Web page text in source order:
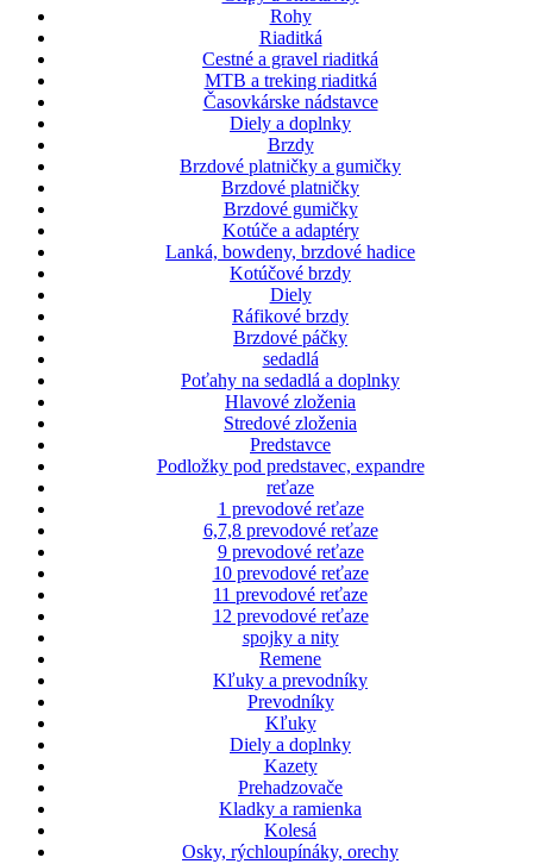
Rohy
Riaditká
Cestné a gravel riaditká
MTB a treking riaditká
Časovkárske nádstavce
Diely a doplnky
Brzdy
Brzdové platničky a gumičky
Brzdové platničky
Brzdové gumičky
Kotúče a adaptéry
Lanká, bowdeny, brzdové hadice
Kotúčové brzdy
Diely
Ráfikové brzdy
Brzdové páčky
sedadlá
Poťahy na sedadlá a doplnky
Hlavové zloženia
Stredové zloženia
Predstavce
Podložky pod predstavec, expandre
reťaze
1 prevodové reťaze
6,7,8 prevodové reťaze
9 prevodové reťaze
10 prevodové reťaze
11 prevodové reťaze
12 prevodové reťaze
spojky a nity
Remene
Kľuky a prevodníky
Prevodníky
Kľuky
Diely a doplnky
Kazety
Prehadzovače
Kladky a ramienka
Kolesá
Osky, rýchloupínáky, orechy